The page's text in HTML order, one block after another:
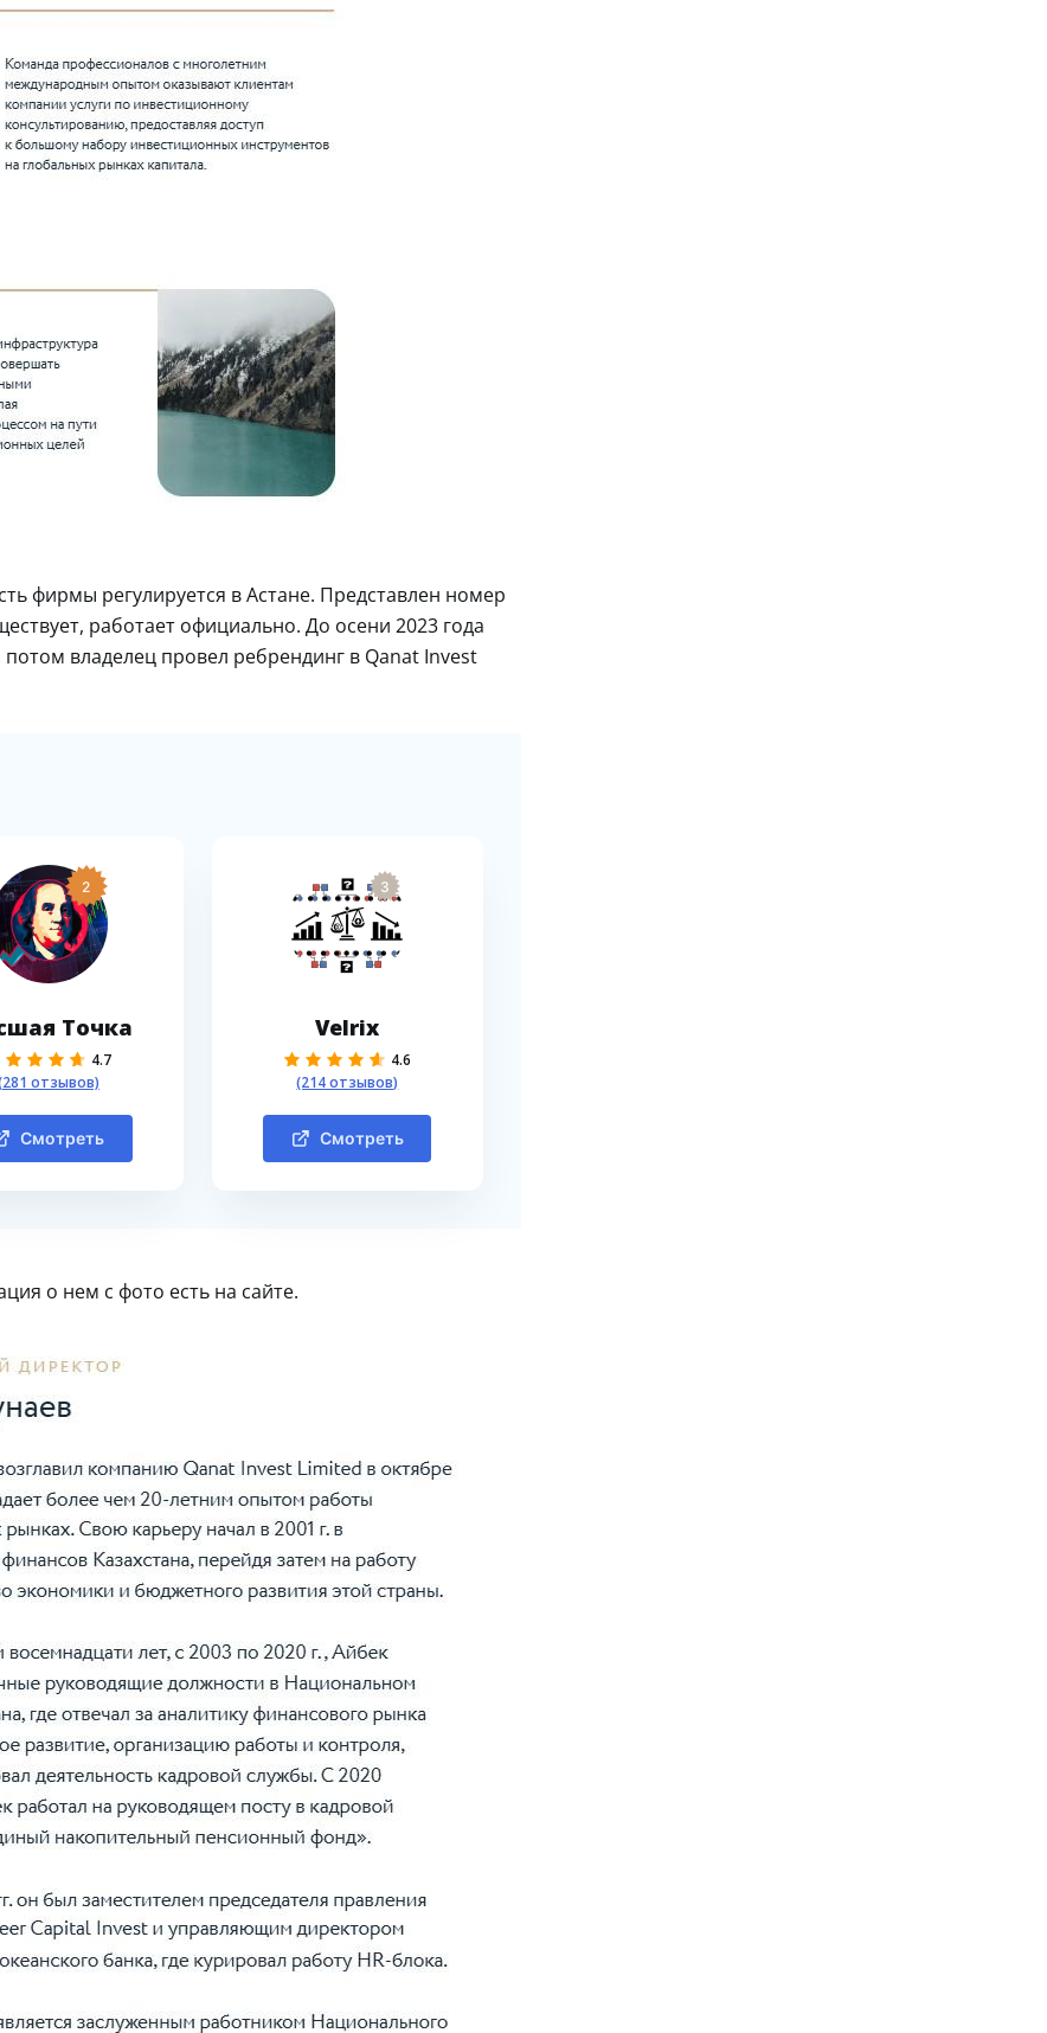
фирмы регулируется в Астане. Представлен номер
работает официально. До осени 2023 года
владелец провел ребрендинг в Qanat Invest
2
Точка
4.7
отзывов)
Смотреть
3
Velrix
4.6
(214 отзывов)
Смотреть
о нем с фото есть на сайте.